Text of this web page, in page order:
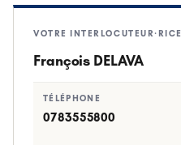
VOTRE INTERLOCUTEUR·RICE
François DELAVA
TÉLÉPHONE
0783555800